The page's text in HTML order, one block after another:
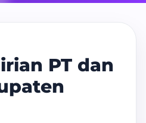
PT dan